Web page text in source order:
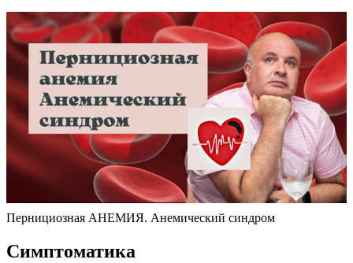
Пернициозная АНЕМИЯ. Анемический синдром
Симптоматика